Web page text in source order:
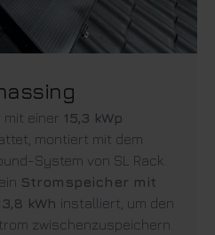
mit einer 15,3 kWp
montiert mit dem
System von SL Rack.
Stromspeicher mit
kWh installiert, um den
zwischenzuspeichern.